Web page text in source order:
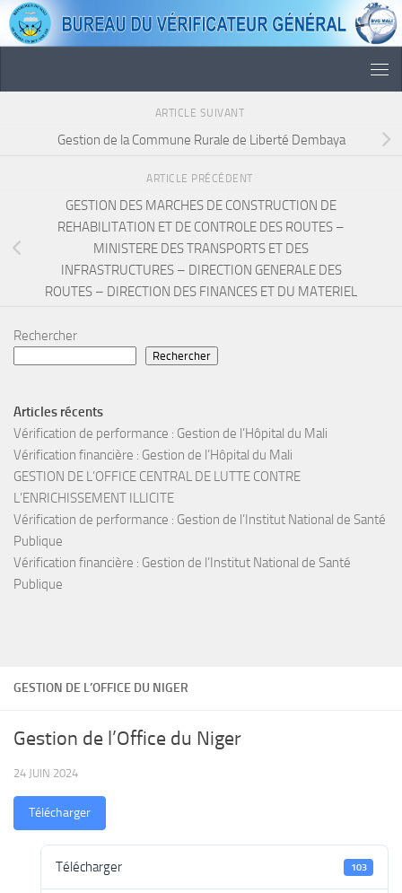
Skip to content
GESTION DE L’OFFICE DU NIGER
Gestion de l’Office du Niger
24 JUIN 2024
Télécharger
Télécharger 103
ARTICLE SUIVANT
Gestion de la Commune Rurale de Liberté Dembaya
ARTICLE PRÉCÉDENT
GESTION DES MARCHES DE CONSTRUCTION DE
REHABILITATION ET DE CONTROLE DES ROUTES –
MINISTERE DES TRANSPORTS ET DES
INFRASTRUCTURES – DIRECTION GENERALE DES
ROUTES – DIRECTION DES FINANCES ET DU MATERIEL
Rechercher
Rechercher
Articles récents
Vérification de performance : Gestion de l’Hôpital du Mali
Vérification financière : Gestion de l’Hôpital du Mali
GESTION DE L’OFFICE CENTRAL DE LUTTE CONTRE
L’ENRICHISSEMENT ILLICITE
Vérification de performance : Gestion de l’Institut National de Santé
Publique
Vérification financière : Gestion de l’Institut National de Santé
Publique